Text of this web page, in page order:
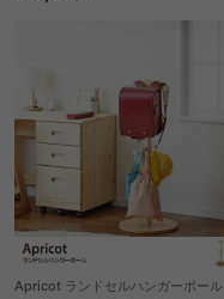
Apricot ランドセルハンガーポール